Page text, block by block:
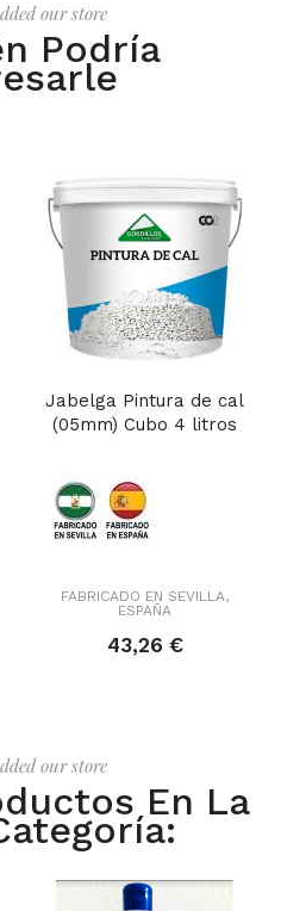
our store
Podría
Jabelga Pintura de cal
(05mm) Cubo 4 litros
FABRICADO EN SEVILLA,
ESPAÑA
43,26 €
our store
En La